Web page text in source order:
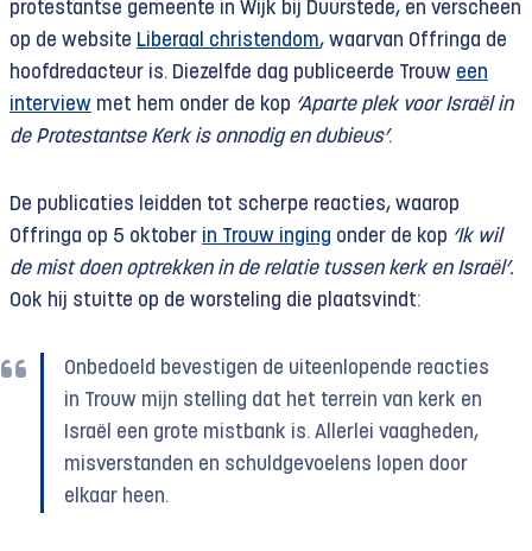
protestantse gemeente in Wijk bij Duurstede, en verscheen
op de website Liberaal christendom, waarvan Offringa de
hoofdredacteur is. Diezelfde dag publiceerde Trouw een
interview met hem onder de kop ‘Aparte plek voor Israël in
de Protestantse Kerk is onnodig en dubieus’.
De publicaties leidden tot scherpe reacties, waarop
Offringa op 5 oktober in Trouw inging onder de kop ‘Ik wil
de mist doen optrekken in de relatie tussen kerk en Israël’.
Ook hij stuitte op de worsteling die plaatsvindt:
Onbedoeld bevestigen de uiteenlopende reacties
in Trouw mijn stelling dat het terrein van kerk en
Israël een grote mistbank is. Allerlei vaagheden,
misverstanden en schuldgevoelens lopen door
elkaar heen.